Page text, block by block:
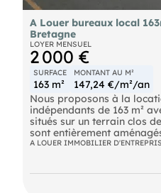
A Louer bureaux local
Bretagne
LOYER MENSUEL
2 000 €
SURFACE
163 m²
MONTANT AU M²
147,24 €/m²/an
Nous proposons à la
indépendants de 163 m²
situés sur un terrain clos
sont entièrement
: un espace d’accueil, des
A LOUER IMMOBILIER